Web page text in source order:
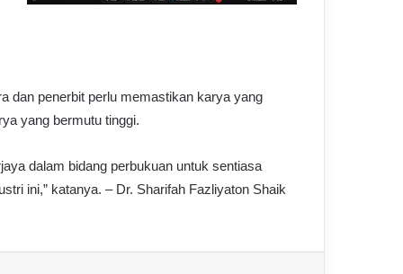
dan penerbit perlu memastikan karya yang
yang bermutu tinggi.
dalam bidang perbukuan untuk sentiasa
ini,” katanya. – Dr. Sharifah Fazliyaton Shaik